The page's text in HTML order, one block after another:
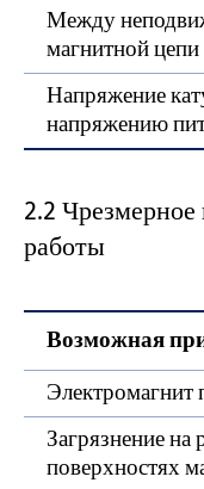
Между
магнитной цепи
Напряжение
напряжению
2.2
работы
Возможная
Электромагнит
Загрязнение на
поверхностях